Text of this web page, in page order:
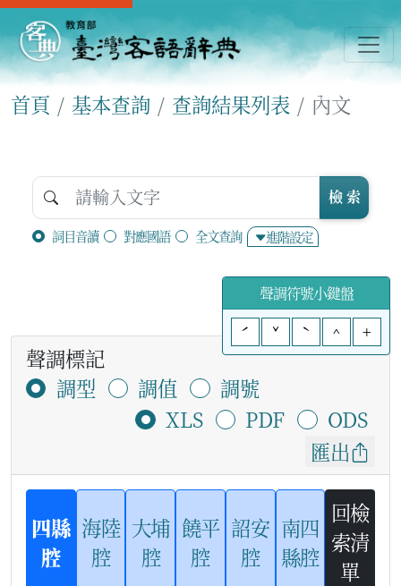
首頁 基本查詢 查詢結果列表 內文
詞目音讀 對應國語 全文查詢 進階設定
檢 索
聲調符號小鍵盤
ˊ
ˇ ˋ ^ +
聲調標記
調型
調值
調號
XLS
PDF
ODS
匯出
四縣
腔
海陸
腔
大埔
腔
饒平
腔
詔安
腔
南四
縣腔
回檢
索清
單